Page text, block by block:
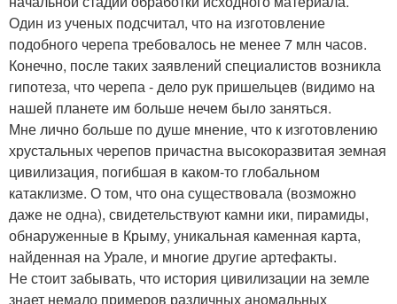
Один из ученых подсчитал, что на изготовление
подобного черепа требовалось не менее 7 млн часов.
Конечно, после таких заявлений специалистов возникла
гипотеза, что черепа - дело рук пришельцев (видимо на
нашей планете им больше нечем было заняться.
Мне лично больше по душе мнение, что к изготовлению
хрустальных черепов причастна высокоразвитая земная
цивилизация, погибшая в каком-то глобальном
катаклизме. О том, что она существовала (возможно
даже не одна), свидетельствуют камни ики, пирамиды,
обнаруженные в Крыму, уникальная каменная карта,
найденная на Урале, и многие другие артефакты.
Не стоит забывать, что история цивилизации на земле
знает немало примеров различных аномальных